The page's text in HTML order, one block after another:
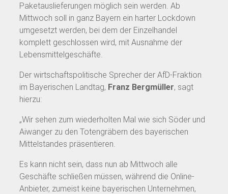
Paketauslieferungen möglich sein werden. Ab
Mittwoch soll in ganz Bayern ein harter Lockdown
umgesetzt werden, bei dem der Einzelhandel
komplett geschlossen wird, mit Ausnahme der
Lebensmittelgeschäfte.
Der wirtschaftspolitische Sprecher der AfD-Fraktion
im Bayerischen Landtag, Franz Bergmüller, sagt
hierzu:
„Wir sehen zum wiederholten Mal wie sich Söder und
Aiwanger zu den Totengräbern des bayerischen
Mittelstandes präsentieren.
Es kann nicht sein, dass nun ab Mittwoch alle
Geschäfte schließen müssen, während die Online-
Anbieter, zumeist keine bayerischen Unternehmen,